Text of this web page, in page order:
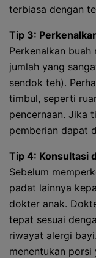
terbiasa dengan
Tip 3:
Perkenalkan
jumlah yang
sendok teh).
timbul, seperti
pencernaan. Jika
pemberian dapat
Tip 4: Konsultasi
Sebelum
padat lainnya
dokter anak.
tepat sesuai
riwayat alergi
menentukan porsi